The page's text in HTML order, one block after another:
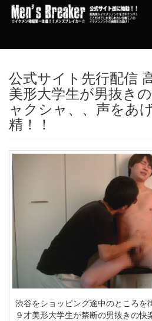
公式サイト先行配信
美形大学生が男抜き
ャクシャ、、声をあ
精！！
渋谷をショッピング途中のところを
９才美形大学生が禁断の男抜きの快